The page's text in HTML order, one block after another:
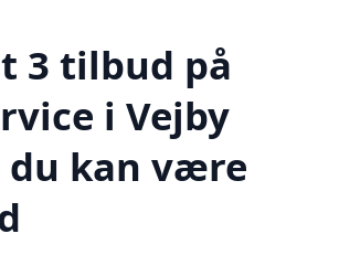
3 tilbud på
i Vejby
du kan være